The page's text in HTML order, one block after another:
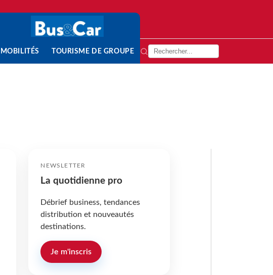
MOBILITÉS TOURISME DE GROUPE
NEWSLETTER
La quotidienne pro
Débrief business, tendances
distribution et nouveautés
destinations.
Je m'inscris